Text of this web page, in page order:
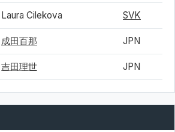
Laura Cilekova SVK
成田百那 JPN
吉田理世 JPN